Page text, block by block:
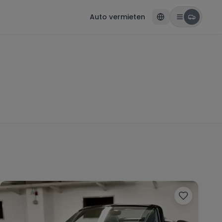
Auto vermieten